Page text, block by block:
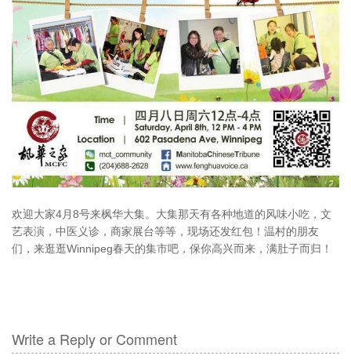
欢迎大家4月8号来枫华大集。大集那天有各种地道的风味小吃，文
艺表演，中医义诊，商家展台等等，现场还发红包！温村的朋友
们，来逛逛Winnipeg春天的集市吧，保你高兴而来，满肚子而归！
Write a Reply or Comment